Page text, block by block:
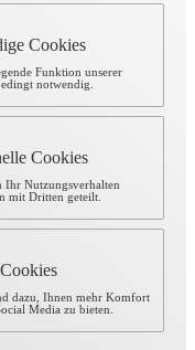
Cookies
Funktion unserer
notwendig.
Cookies
Ihr Nutzungsverhalten
mit Dritten geteilt.
dazu, Ihnen mehr Komfort
Media zu bieten.